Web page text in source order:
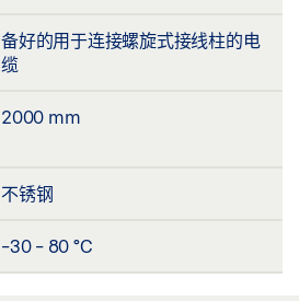
备好的用于连接螺旋式接线柱的电
缆
2000 mm
不锈钢
-30 - 80 °C